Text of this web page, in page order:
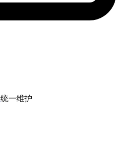
统一维护